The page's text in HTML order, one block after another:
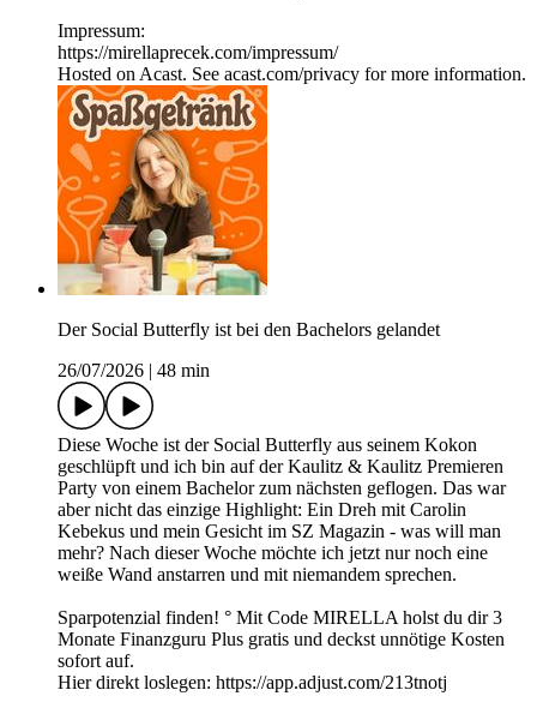
Impressum:
https://mirellaprecek.com/impressum/
Hosted on Acast. See acast.com/privacy for more information.
Der Social Butterfly ist bei den Bachelors gelandet
26/07/2026
48 min
Diese Woche ist der Social Butterfly aus seinem Kokon
geschlüpft und ich bin auf der Kaulitz & Kaulitz Premieren
Party von einem Bachelor zum nächsten geflogen. Das war
aber nicht das einzige Highlight: Ein Dreh mit Carolin
Kebekus und mein Gesicht im SZ Magazin - was will man
mehr? Nach dieser Woche möchte ich jetzt nur noch eine
weiße Wand anstarren und mit niemandem sprechen.
Sparpotenzial finden! ° Mit Code MIRELLA holst du dir 3
Monate Finanzguru Plus gratis und deckst unnötige Kosten
sofort auf.
Hier direkt loslegen: https://app.adjust.com/213tnotj